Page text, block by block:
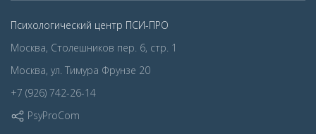
Психологический центр ПСИ-ПРО
Москва, Столешников пер. 6, стр. 1
Москва, ул. Тимура Фрунзе 20
+7 (926) 742-26-14
PsyProCom